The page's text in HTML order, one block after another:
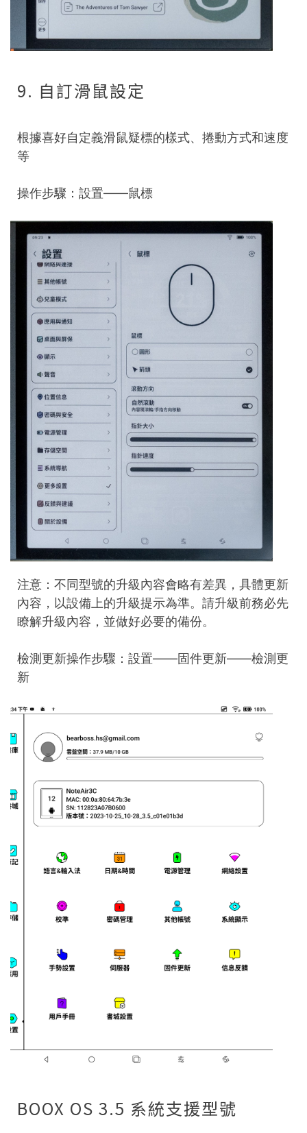
9. 自訂滑鼠設定
根據喜好自定義滑鼠疑標的樣式、捲動方式和速度
等
操作步驟：設置——鼠標
注意：不同型號的升級內容會略有差異，具體更新
內容，以設備上的升級提示為準。請升級前務必先
瞭解升級內容，並做好必要的備份。
檢測更新操作步驟：設置——固件更新——檢測更
新
BOOX OS 3.5 系統支援型號